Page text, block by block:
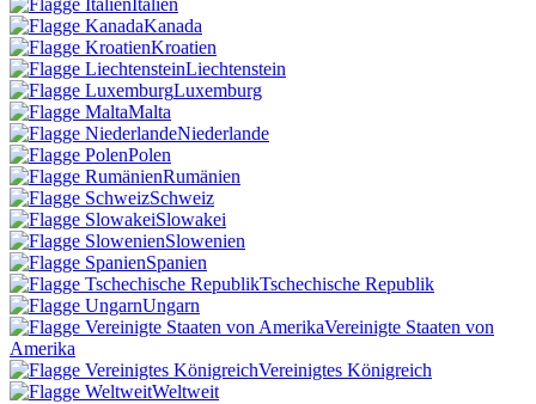
Italien
Kanada
Kroatien
Liechtenstein
Luxemburg
Malta
Niederlande
Polen
Rumänien
Schweiz
Slowakei
Slowenien
Spanien
Tschechische Republik
Ungarn
Vereinigte Staaten von
Amerika
Vereinigtes Königreich
Weltweit